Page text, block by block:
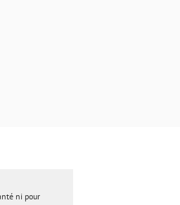
ni pour